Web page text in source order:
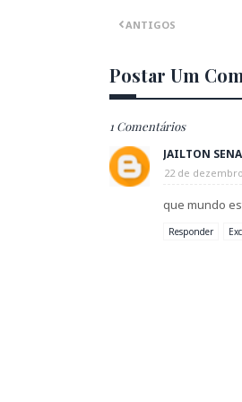
ANTIGOS
Postar Um
1 Comentários
JAILTON SENA
22 de
que mundo
Responder